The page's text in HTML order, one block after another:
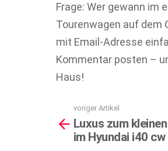
Frage: Wer gewann im
Tourenwagen auf dem
mit Email-Adresse
Kommentar posten –
Haus!
more
voriger Artikel
Luxus zum
im Hyundai i40 cw